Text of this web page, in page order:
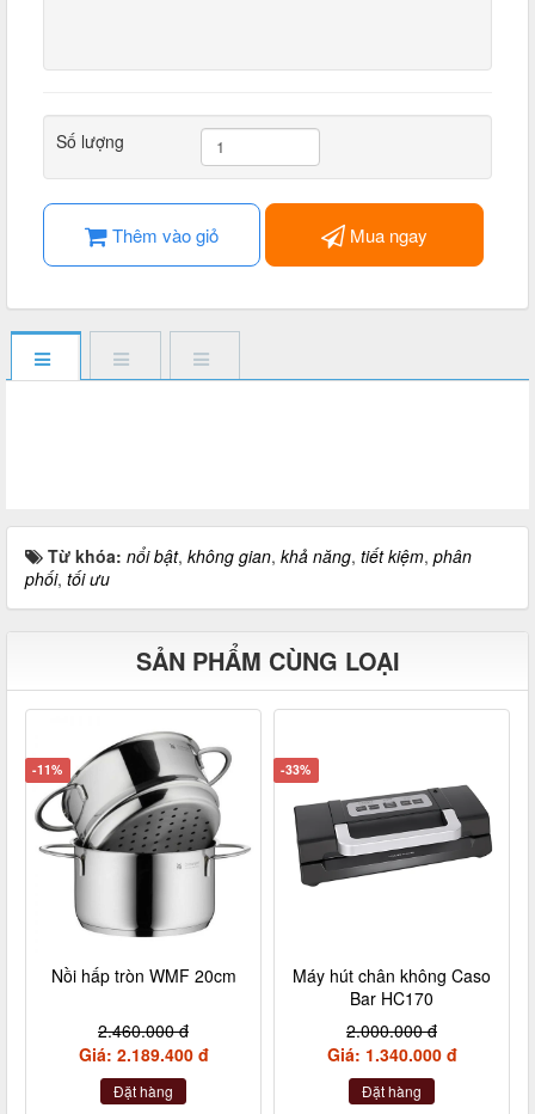
Số lượng
Thêm vào giỏ Mua ngay
Từ khóa: nổi bật, không gian, khả năng, tiết kiệm, phân
phối, tối ưu
SẢN PHẨM CÙNG LOẠI
-11%
Nồi hấp tròn WMF 20cm
2.460.000 đ
Giá: 2.189.400 đ
Đặt hàng
-33%
Máy hút chân không Caso
Bar HC170
2.000.000 đ
Giá: 1.340.000 đ
Đặt hàng